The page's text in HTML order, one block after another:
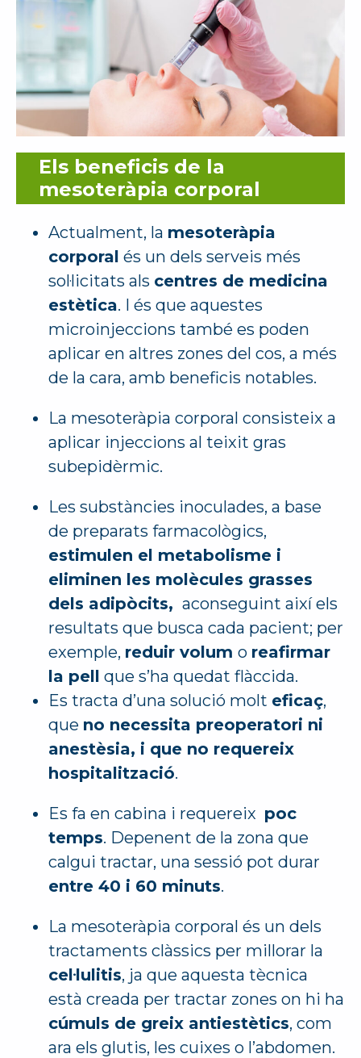
Els beneficis de la
mesoteràpia corporal
Actualment, la mesoteràpia
corporal és un dels serveis més
sol·licitats als centres de medicina
estètica. I és que aquestes
microinjeccions també es poden
aplicar en altres zones del cos, a més
de la cara, amb beneficis notables.
La mesoteràpia corporal consisteix a
aplicar injeccions al teixit gras
subepidèrmic.
Les substàncies inoculades, a base
de preparats farmacològics,
estimulen el metabolisme i
eliminen les molècules grasses
dels adipòcits, aconseguint així els
resultats que busca cada pacient; per
exemple, reduir volum o reafirmar
la pell que s’ha quedat flàccida.
Es tracta d’una solució molt eficaç,
que no necessita preoperatori ni
anestèsia, i que no requereix
hospitalització.
Es fa en cabina i requereix poc
temps. Depenent de la zona que
calgui tractar, una sessió pot durar
entre 40 i 60 minuts.
La mesoteràpia corporal és un dels
tractaments clàssics per millorar la
cel·lulitis, ja que aquesta tècnica
està creada per tractar zones on hi ha
cúmuls de greix antiestètics, com
ara els glutis, les cuixes o l’abdomen.